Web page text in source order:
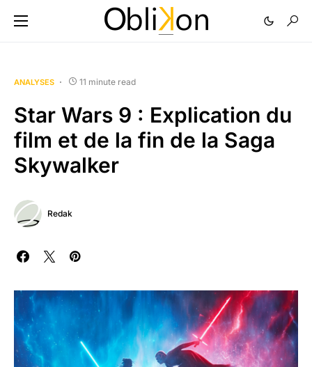
ANALYSES 11 minute read
Star Wars 9 : Explication du
film et de la fin de la Saga
Skywalker
Redak